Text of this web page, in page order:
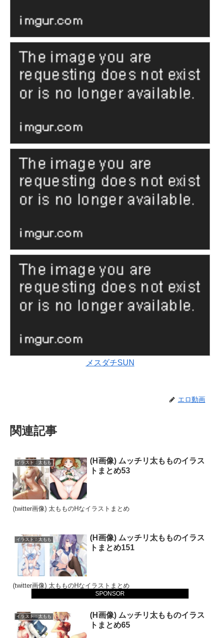
メスダチSUN
エロ動画
関連記事
イラスト：太もも
(H画像) ムッチリ太もものイラス
トまとめ53
(twitter画像) 太もものHなイラストまとめ
イラスト：太もも
(H画像) ムッチリ太もものイラス
トまとめ151
(twitter画像) 太もものHなイラストまとめ
イラスト：太もも
(H画像) ムッチリ太もものイラス
トまとめ65
SPONSOR